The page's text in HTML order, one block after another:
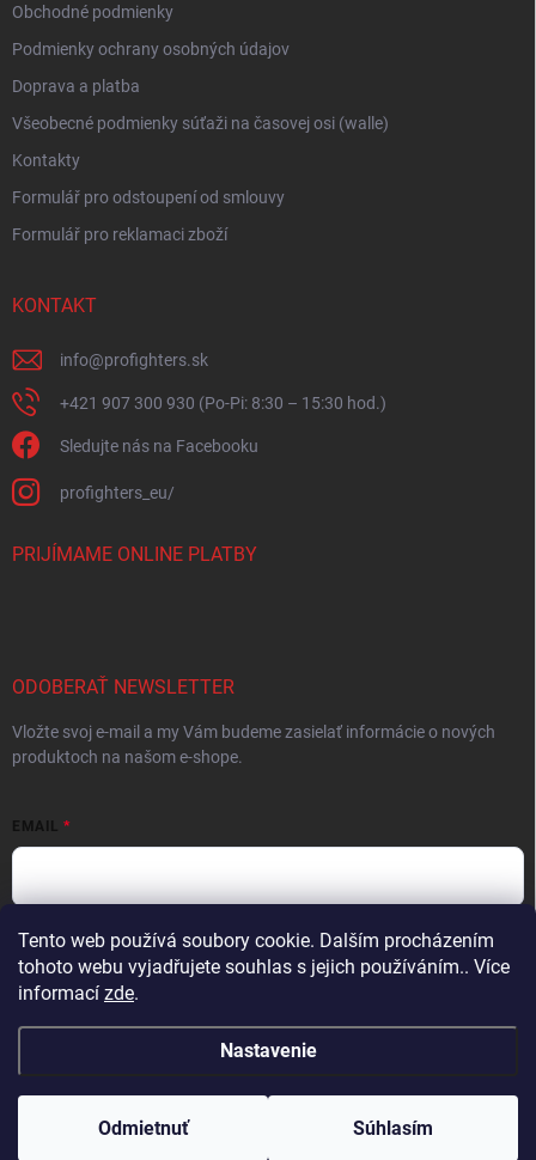
Tento web používá soubory cookie. Dalším procházením
tohoto webu vyjadřujete souhlas s jejich používáním.. Více
informací zde.
Nastavenie
Odmietnuť Súhlasím
Obchodné podmienky
Podmienky ochrany osobných údajov
Doprava a platba
Všeobecné podmienky súťaži na časovej osi (walle)
Kontakty
Formulář pro odstoupení od smlouvy
Formulář pro reklamaci zboží
KONTAKT
info@profighters.sk
+421 907 300 930 (Po-Pi: 8:30 – 15:30 hod.)
Sledujte nás na Facebooku
profighters_eu/
PRIJÍMAME ONLINE PLATBY
ODOBERAŤ NEWSLETTER
Vložte svoj e-mail a my Vám budeme zasielať informácie o nových
produktoch na našom e-shope.
EMAIL
Vložením e-mailu súhlasíte spodmienkami ochrany osobných údajov
Prihlásiť sa
Vytvoril Shoptet
Copyright 2026ProFighters. Všetky práva vyhradené.Upraviť nastavenie